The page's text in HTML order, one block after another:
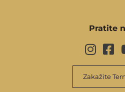
Pratite
Zakažite